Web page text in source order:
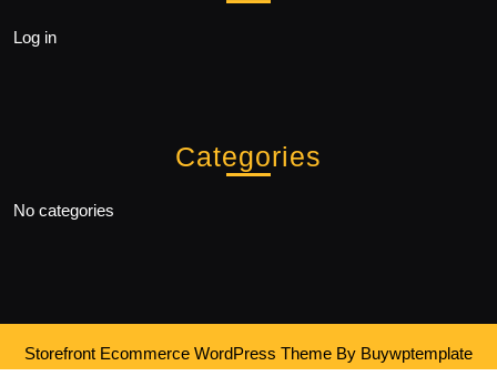
Log in
Categories
No categories
Storefront Ecommerce WordPress Theme By Buywptemplate